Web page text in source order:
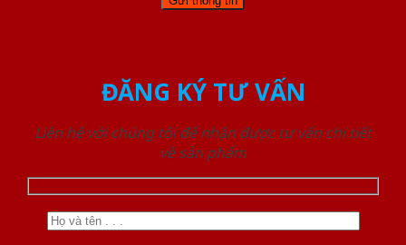
ĐĂNG KÝ TƯ VẤN
Liên hệ với chúng tôi để nhận được tư vấn chi tiết
về sản phẩm